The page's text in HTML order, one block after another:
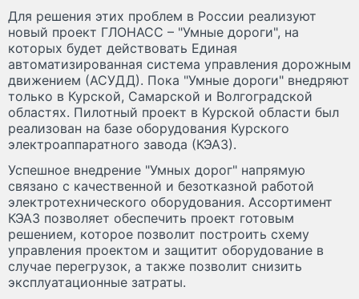
Для решения этих проблем в России реализуют
новый проект ГЛОНАСС – "Умные дороги", на
которых будет действовать Единая
автоматизированная система управления дорожным
движением (АСУДД). Пока "Умные дороги" внедряют
только в Курской, Самарской и Волгоградской
областях. Пилотный проект в Курской области был
реализован на базе оборудования Курского
электроаппаратного завода (КЭАЗ).
Успешное внедрение "Умных дорог" напрямую
связано с качественной и безотказной работой
электротехнического оборудования. Ассортимент
КЭАЗ позволяет обеспечить проект готовым
решением, которое позволит построить схему
управления проектом и защитит оборудование в
случае перегрузок, а также позволит снизить
эксплуатационные затраты.